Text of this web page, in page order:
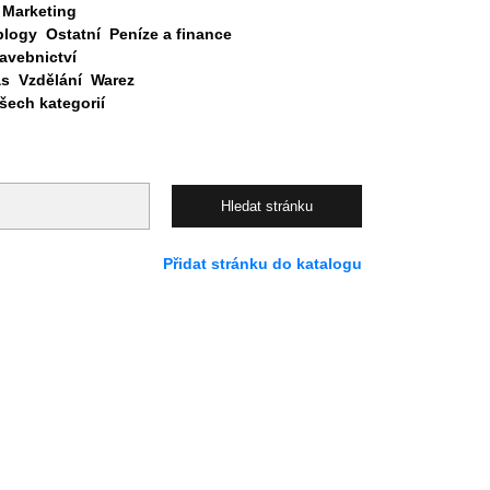
Marketing
Ostatní Peníze a finance
Vzdělání Warez
kategorií
Přidat stránku do katalogu